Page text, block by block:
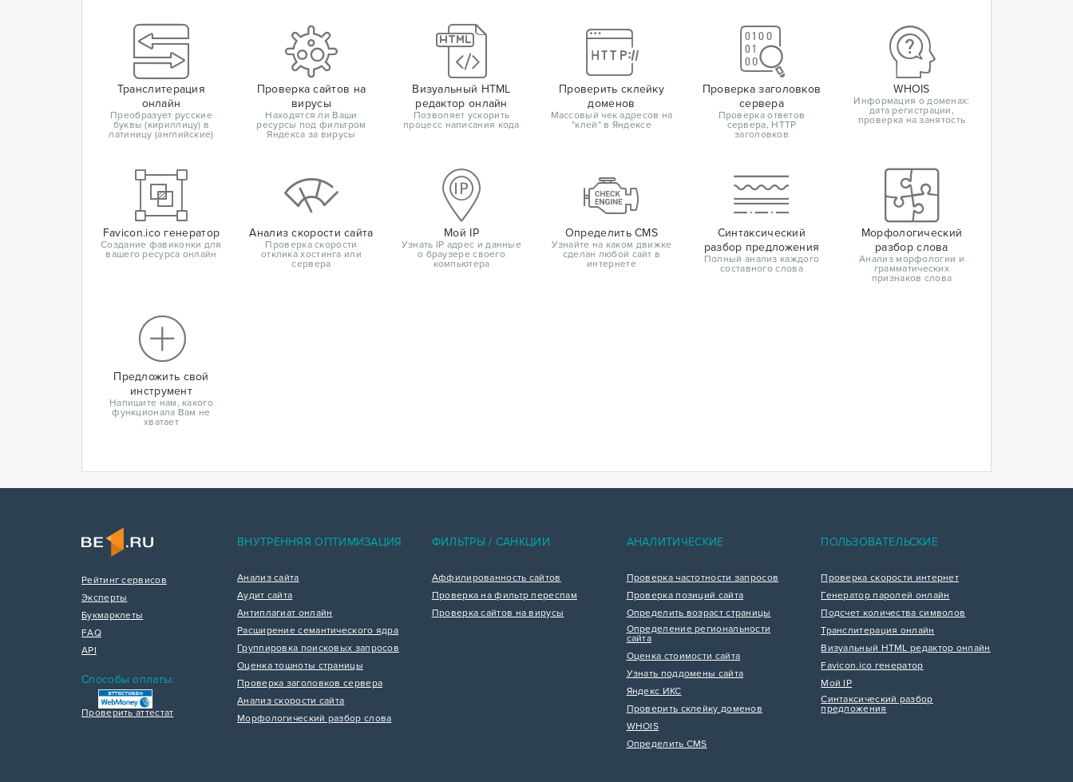
Транслитерация
онлайн
Преобразует русские
буквы (кириллицу) в
латиницу (английские)
Проверка сайтов на
вирусы
Находятся ли Ваши
ресурсы под фильтром
Яндекса за вирусы
Визуальный HTML
редактор онлайн
Позволяет ускорить
процесс написания кода
Проверить склейку
доменов
Массовый чек адресов на
"клей" в Яндексе
Проверка заголовков
сервера
Проверка ответов
сервера, HTTP
заголовков
WHOIS
Информация о доменах:
дата регистрации,
проверка на занятость
Favicon.ico генератор
Создание фавиконки для
вашего ресурса онлайн
Анализ скорости сайта
Проверка скорости
отклика хостинга или
сервера
Мой IP
Узнать IP адрес и данные
о браузере своего
компьютера
Определить CMS
Узнайте на каком движке
сделан любой сайт в
интернете
Синтаксический
разбор предложения
Полный анализ каждого
составного слова
Морфологический
разбор слова
Анализ морфологии и
грамматических
признаков слова
Предложить свой
инструмент
Напишите нам, какого
функционала Вам не
хватает
Рейтинг сервисов
Эксперты
Букмарклеты
FAQ
API
Способы оплаты:
Проверить аттестат
ВНУТРЕННЯЯ ОПТИМИЗАЦИЯ
Анализ сайта
Аудит сайта
Антиплагиат онлайн
Расширение семантического ядра
Группировка поисковых запросов
Оценка тошноты страницы
Проверка заголовков сервера
Анализ скорости сайта
Морфологический разбор слова
ФИЛЬТРЫ / САНКЦИИ
Аффилированность сайтов
Проверка на фильтр переспам
Проверка сайтов на вирусы
АНАЛИТИЧЕСКИЕ
Проверка частотности запросов
Проверка позиций сайта
Определить возраст страницы
Определение региональности
сайта
Оценка стоимости сайта
Узнать поддомены сайта
Яндекс ИКС
Проверить склейку доменов
WHOIS
Определить CMS
ПОЛЬЗОВАТЕЛЬСКИЕ
Проверка скорости интернет
Генератор паролей онлайн
Подсчет количества символов
Транслитерация онлайн
Визуальный HTML редактор онлайн
Favicon.ico генератор
Мой IP
Синтаксический разбор
предложения